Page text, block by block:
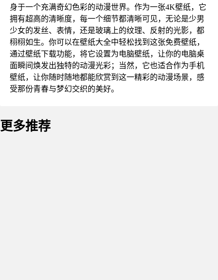
身于一个充满奇幻色彩的动漫世界。作为一张4K壁纸，它
拥有超高的清晰度，每一个细节都清晰可见，无论是少男
少女的发丝、表情，还是玻璃上的纹理、反射的光影，都
栩栩如生。你可以在壁纸大全中轻松找到这张免费壁纸，
通过壁纸下载功能，将它设置为电脑壁纸，让你的电脑桌
面瞬间焕发出独特的动漫光彩；当然，它也适合作为手机
壁纸，让你随时随地都能欣赏到这一精彩的动漫场景，感
受那份青春与梦幻交织的美好。
更多推荐